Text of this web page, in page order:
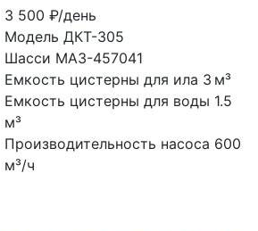
3 500₽/день
Модель ДКТ-305
Шасси МАЗ-457041
Емкость цистерны для ила 3 м³
Емкость цистерны для воды 1.5
м³
Производительность насоса 600
м³/ч